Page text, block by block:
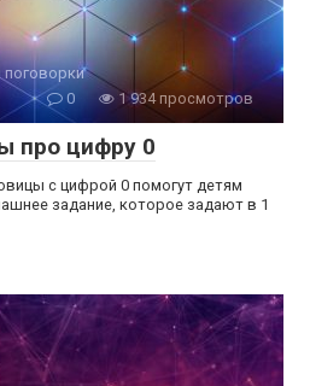
0
1 934 просмотров
про цифру 0
с цифрой 0 помогут детям
задание, которое задают в 1